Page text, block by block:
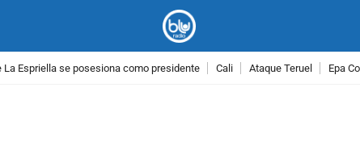
La Espriella se posesiona como presidente Cali Ataque Teruel Epa